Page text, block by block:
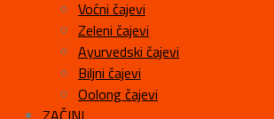
Voćni čajevi
Zeleni čajevi
Ayurvedski čajevi
Biljni čajevi
Oolong čajevi